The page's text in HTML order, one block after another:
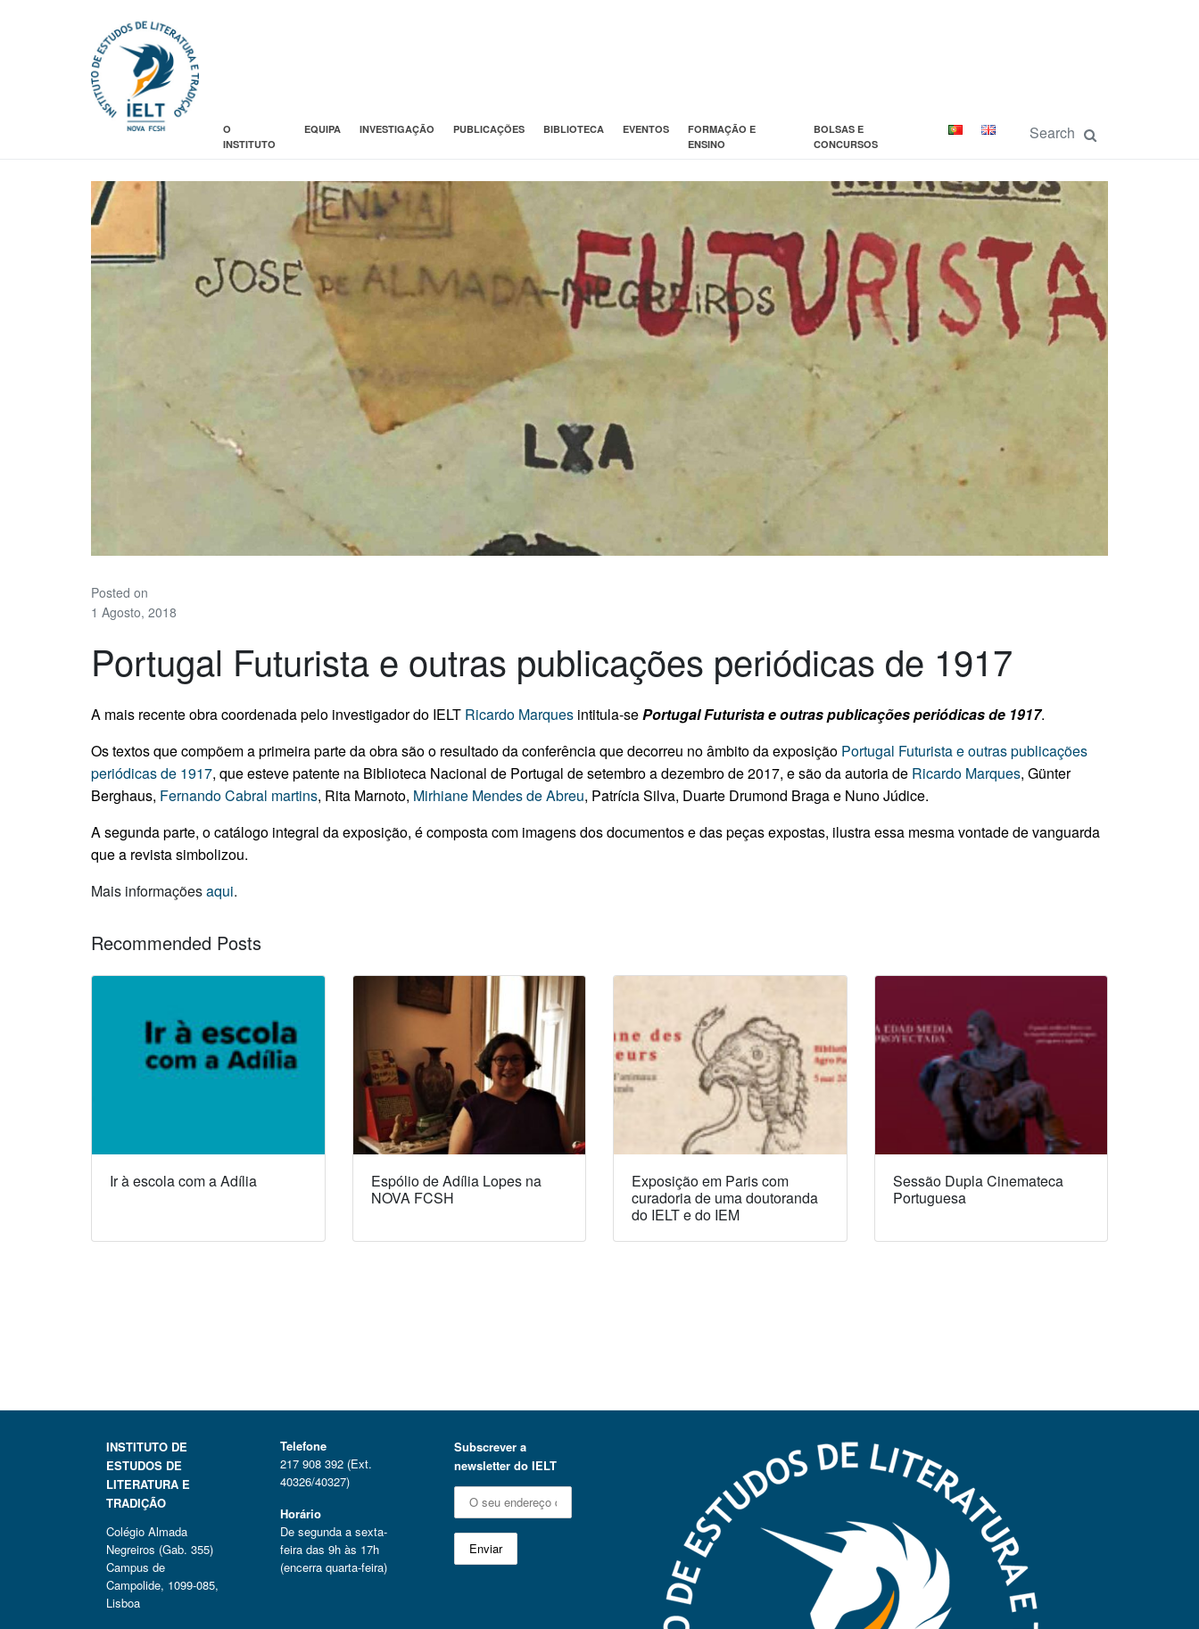
O
INSTITUTO
EQUIPA INVESTIGAÇÃO PUBLICAÇÕES BIBLIOTECA EVENTOS
FORMAÇÃO E
ENSINO
BOLSAS E
CONCURSOS
Posted on
1 Agosto, 2018
Portugal Futurista e outras publicações periódicas de 1917
A mais recente obra coordenada pelo investigador do IELT Ricardo Marques intitula-sePortugal Futurista e outras publicações periódicas de 1917.
Os textos que compõem a primeira parte da obra são o resultado da conferência que decorreu no âmbito da exposição Portugal Futurista e outras publicações
periódicas de 1917, que esteve patente na Biblioteca Nacional de Portugal de setembro a dezembro de 2017, e são da autoria de Ricardo Marques, Günter
Berghaus, Fernando Cabral martins, Rita Marnoto, Mirhiane Mendes de Abreu, Patrícia Silva, Duarte Drumond Braga e Nuno Júdice.
A segunda parte, o catálogo integral da exposição, é composta com imagens dos documentos e das peças expostas, ilustra essa mesma vontade de vanguarda
que a revista simbolizou.
Mais informaçõesaqui.
Recommended Posts
Ir à escola com a Adília
Espólio de Adília Lopes na
NOVA FCSH
Exposição em Paris com
curadoria de uma doutoranda
do IELT e do IEM
Sessão Dupla Cinemateca
Portuguesa
INSTITUTO DE
ESTUDOS DE
LITERATURA E
TRADIÇÃO
Colégio Almada
Negreiros (Gab. 355)
Campus de
Campolide, 1099-085,
Lisboa
Telefone
217 908 392 (Ext.
40326/40327)
Horário
De segunda a sexta-
feira das 9h às 17h
(encerra quarta-feira)
Subscrever a
newsletter do IELT